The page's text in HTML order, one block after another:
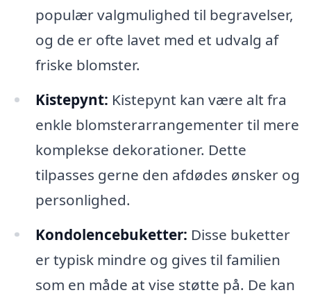
populær valgmulighed til begravelser,
og de er ofte lavet med et udvalg af
friske blomster.
Kistepynt: Kistepynt kan være alt fra
enkle blomsterarrangementer til mere
komplekse dekorationer. Dette
tilpasses gerne den afdødes ønsker og
personlighed.
Kondolencebuketter: Disse buketter
er typisk mindre og gives til familien
som en måde at vise støtte på. De kan